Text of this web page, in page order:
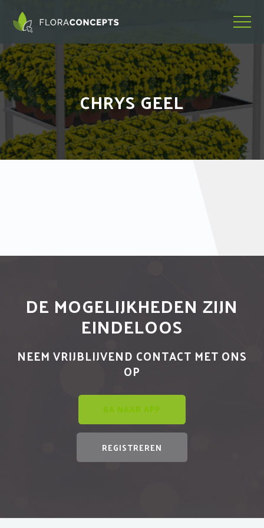
CHRYS GEEL
DE MOGELIJKHEDEN ZIJN
EINDELOOS
NEEM VRIJBLIJVEND CONTACT MET ONS
OP
GA NAAR APP
REGISTREREN